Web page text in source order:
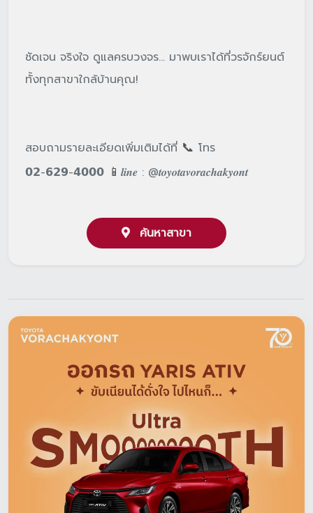
ชัดเจน จริงใจ ดูแลครบวงจร... มาพบเราได้ที่วรจักร์ยนต์
ทั้งทุกสาขาใกล้บ้านคุณ!
สอบถามรายละเอียดเพิ่มเติมได้ที่ 📞 โทร
𝟬𝟮-𝟲𝟮𝟵-𝟰𝟬𝟬𝟬 📱 𝒍𝒊𝒏𝒆 : @𝒕𝒐𝒚𝒐𝒕𝒂𝒗𝒐𝒓𝒂𝒄𝒉𝒂𝒌𝒚𝒐𝒏𝒕
ค้นหาสาขา